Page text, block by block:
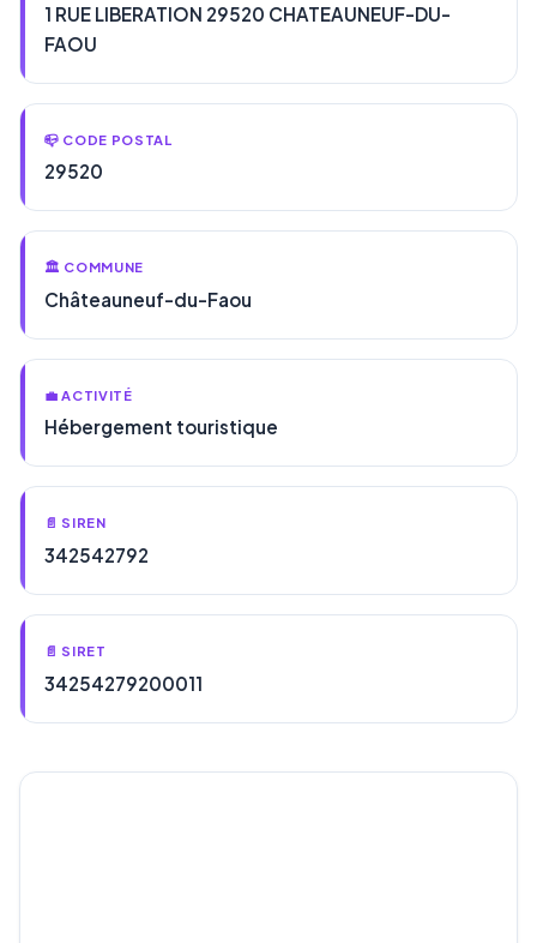
1 RUE LIBERATION 29520 CHATEAUNEUF-DU-
FAOU
📪 CODE POSTAL
29520
🏛️ COMMUNE
Châteauneuf-du-Faou
💼 ACTIVITÉ
Hébergement touristique
📄 SIREN
342542792
📄 SIRET
34254279200011